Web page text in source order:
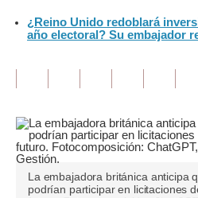
Editorial
Lujo
Viajes
¿Reino Unido redoblará
año electoral? Su embajador
La embajadora británica anticipa
podrían participar en licitaciones